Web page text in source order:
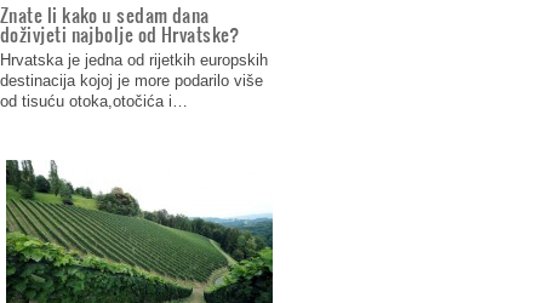
Znate li kako u sedam dana
doživjeti najbolje od Hrvatske?
Hrvatska je jedna od rijetkih europskih
destinacija kojoj je more podarilo više
od tisuću otoka,otočića i…